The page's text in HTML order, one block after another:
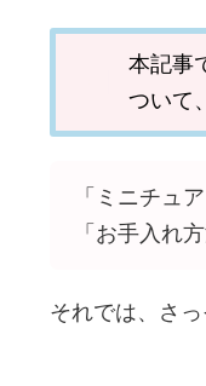
本記事
ついて
「ミニチュ
「お手入れ
それでは、さ